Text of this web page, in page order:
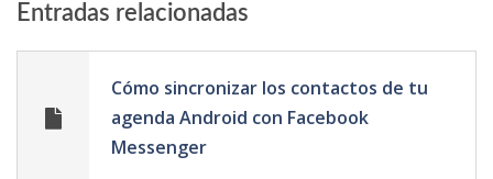
Entradas relacionadas
Cómo sincronizar los contactos de tu
agenda Android con Facebook
Messenger